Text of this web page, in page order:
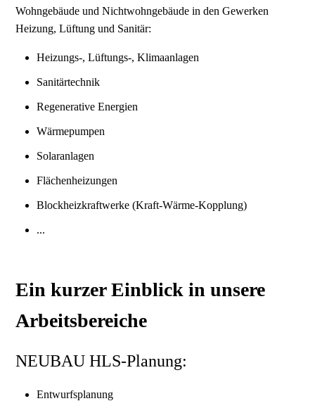
Wohngebäude und Nichtwohngebäude in den Gewerken
Heizung, Lüftung und Sanitär:
Heizungs-, Lüftungs-, Klimaanlagen
Sanitärtechnik
Regenerative Energien
Wärmepumpen
Solaranlagen
Flächenheizungen
Blockheizkraftwerke (Kraft-Wärme-Kopplung)
...
Ein kurzer Einblick in unsere
Arbeitsbereiche
NEUBAU HLS-Planung:
Entwurfsplanung